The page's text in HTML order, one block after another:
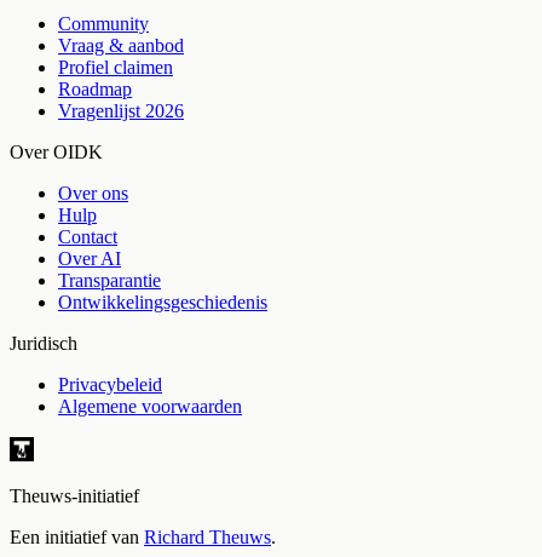
Community
Vraag & aanbod
Profiel claimen
Roadmap
Vragenlijst 2026
Over OIDK
Over ons
Hulp
Contact
Over AI
Transparantie
Ontwikkelingsgeschiedenis
Juridisch
Privacybeleid
Algemene voorwaarden
Theuws-initiatief
Een initiatief van Richard Theuws.